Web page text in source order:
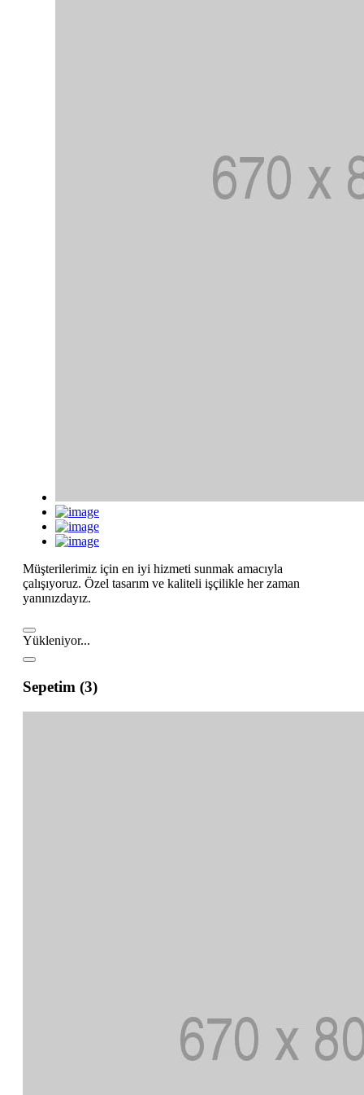
Müşterilerimiz için en iyi hizmeti sunmak amacıyla
çalışıyoruz. Özel tasarım ve kaliteli işçilikle her zaman
yanınızdayız.
Yükleniyor...
Sepetim (3)